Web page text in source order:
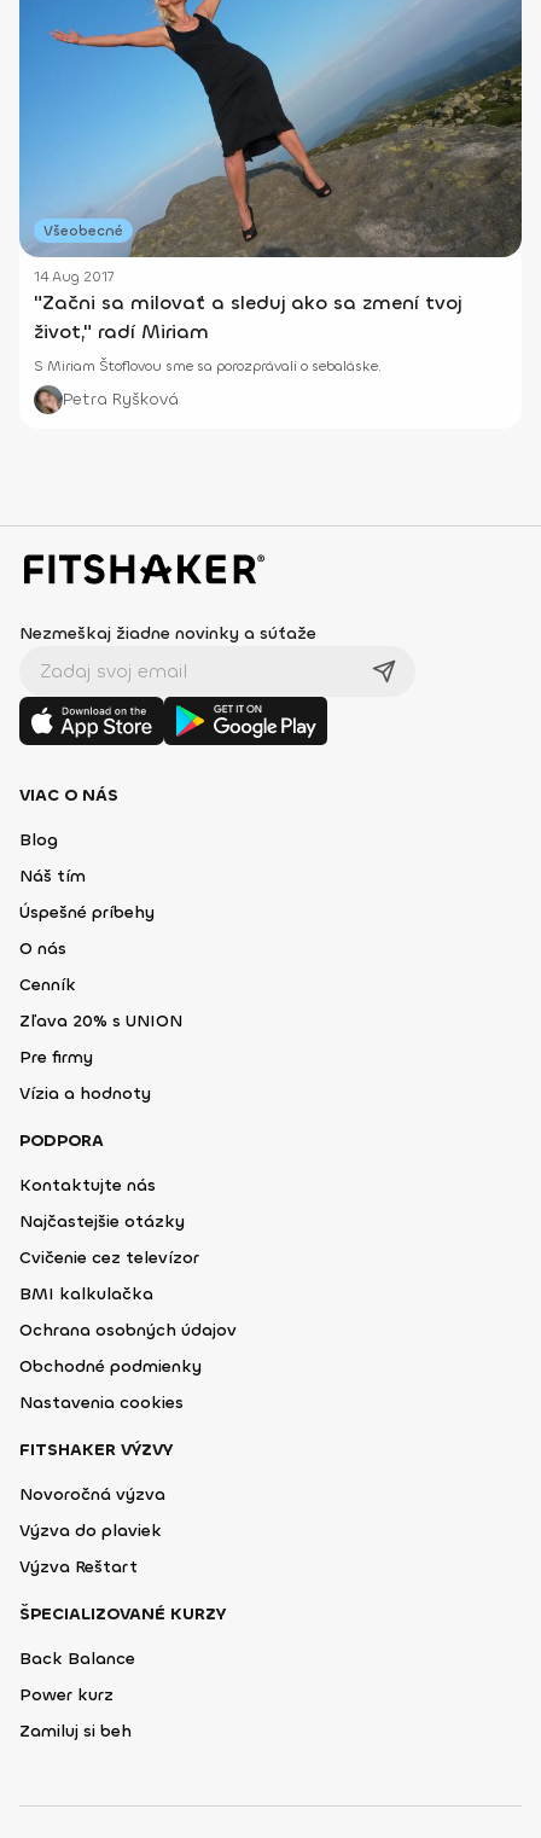
Všeobecné
14 Aug 2017
"Začni sa milovať a sleduj ako sa zmení tvoj
život," radí Miriam
S Miriam Štoflovou sme sa porozprávali o sebaláske.
Petra Ryšková
Nezmeškaj žiadne novinky a súťaže
VIAC O NÁS
Blog
Náš tím
Úspešné príbehy
O nás
Cenník
Zľava 20% s UNION
Pre firmy
Vízia a hodnoty
PODPORA
Kontaktujte nás
Najčastejšie otázky
Cvičenie cez televízor
BMI kalkulačka
Ochrana osobných údajov
Obchodné podmienky
Nastavenia cookies
FITSHAKER VÝZVY
Novoročná výzva
Výzva do plaviek
Výzva Reštart
ŠPECIALIZOVANÉ KURZY
Back Balance
Power kurz
Zamiluj si beh